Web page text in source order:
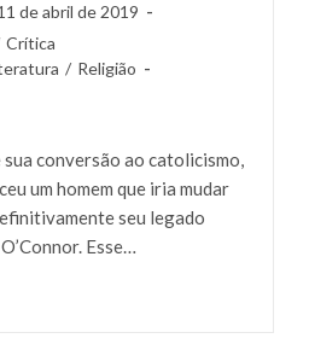
de abril de 2019
Crítica
/ Religião
sua conversão ao catolicismo,
um homem que iria mudar
seu legado
Esse…